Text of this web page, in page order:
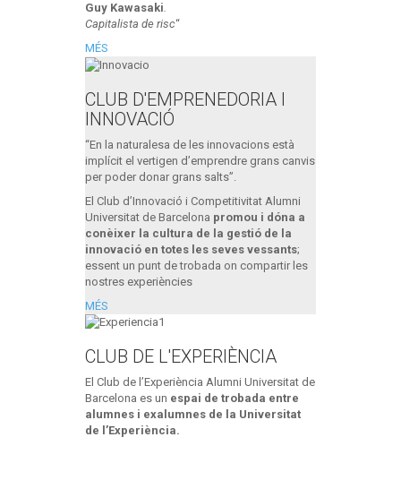
Guy Kawasaki.
Capitalista de risc“
MÉS
CLUB D'EMPRENEDORIA I
INNOVACIÓ
“En la naturalesa de les innovacions està
implícit el vertigen d’emprendre grans canvis
per poder donar grans salts”.
El Club d’Innovació i Competitivitat Alumni
Universitat de Barcelona promou i dóna a
conèixer la cultura de la gestió de la
innovació en totes les seves vessants;
essent un punt de trobada on compartir les
nostres experiències
MÉS
CLUB DE L'EXPERIÈNCIA
El Club de l’Experiència Alumni Universitat de
Barcelona es un espai de trobada entre
alumnes i exalumnes de la Universitat
de l’Experiència.